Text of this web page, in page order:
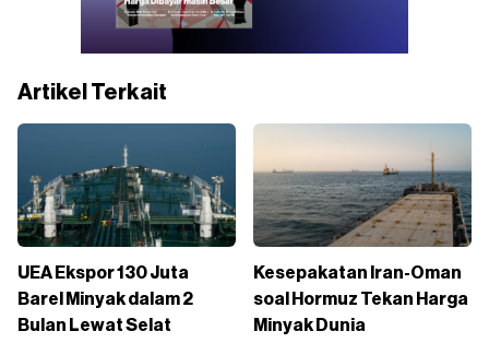
Artikel Terkait
UEA Ekspor 130 Juta
Barel Minyak dalam 2
Bulan Lewat Selat
Kesepakatan Iran-Oman
soal Hormuz Tekan Harga
Minyak Dunia